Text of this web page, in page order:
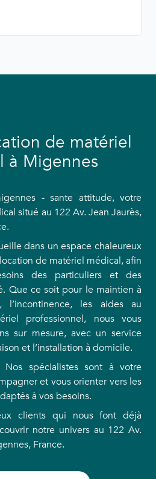
de matériel
à Migennes
- sante attitude, votre
situé au 122 Av. Jean Jaurès,
dans un espace chaleureux
de matériel médical, afin
des particuliers et des
Que ce soit pour le maintien à
les aides au
professionnel, nous vous
sur mesure, avec un service
et l’installation à domicile.
spécialistes sont à votre
et vous orienter vers les
à vos besoins.
clients qui nous font déjà
notre univers au 122 Av.
France.